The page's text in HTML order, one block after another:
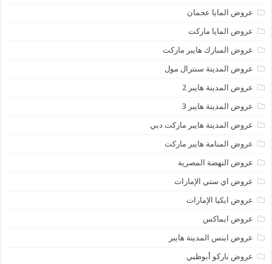
عروض المايا عجمان
عروض المايا ماركت
عروض المبارك هايبر ماركت
عروض المدينة سنترال مول
عروض المدينة هايبر 2
عروض المدينة هايبر 3
عروض المدينة هايبر ماركت دبي
عروض المنامة هايبر ماركت
عروض النهضة المصرية
عروض اي ستي الإمارات
عروض ايكيا الإمارات
عروض ايماكس
عروض اينس المدينة هايبر
عروض باركو أبوظبي